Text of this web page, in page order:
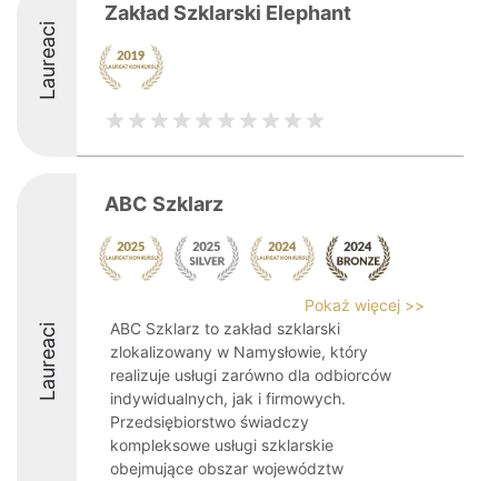
Laureaci
Zakład Szklarski Elephant
Laureaci
ABC Szklarz
Pokaż więcej >>
ABC Szklarz to zakład szklarski
zlokalizowany w Namysłowie, który
realizuje usługi zarówno dla odbiorców
indywidualnych, jak i firmowych.
Przedsiębiorstwo świadczy
kompleksowe usługi szklarskie
obejmujące obszar województw